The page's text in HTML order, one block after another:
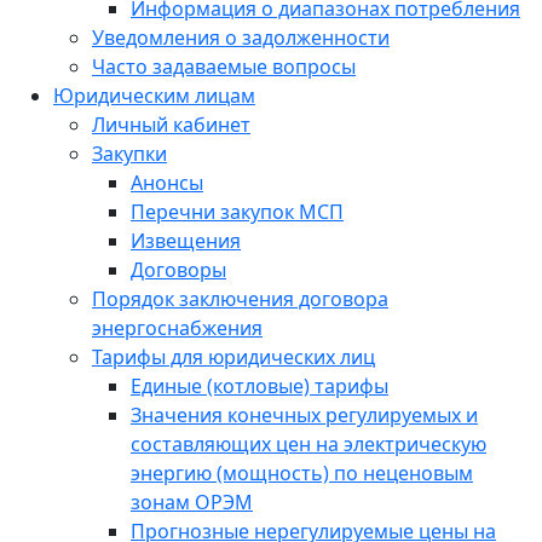
Информация о диапазонах потребления
Уведомления о задолженности
Часто задаваемые вопросы
Юридическим лицам
Личный кабинет
Закупки
Анонсы
Перечни закупок МСП
Извещения
Договоры
Порядок заключения договора
энергоснабжения
Тарифы для юридических лиц
Единые (котловые) тарифы
Значения конечных регулируемых и
составляющих цен на электрическую
энергию (мощность) по неценовым
зонам ОРЭМ
Прогнозные нерегулируемые цены на